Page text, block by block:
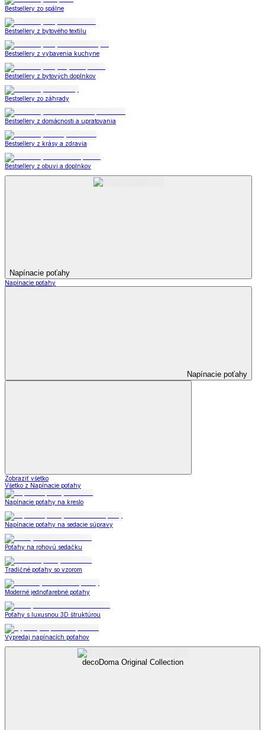
Bestsellery zo spálne
Bestsellery z bytového textilu
Bestsellery z vybavenia kuchyne
Bestsellery z bytových doplnkov
Bestsellery zo záhrady
Bestsellery z domácnosti a upratovania
Bestsellery z krásy a zdravia
Bestsellery z obuvi a doplnkov
Napínacie poťahy
Napínacie poťahy
Napínacie poťahy
Zobraziť všetko
Všetko z Napínacie poťahy
Napínacie poťahy na kreslo
Napínacie poťahy na sedacie súpravy
Poťahy na rohovú sedačku
Tradičné poťahy so vzorom
Moderné jednofarebné poťahy
Poťahy s luxusnou 3D štruktúrou
Výpredaj napínacích poťahov
decoDoma Original Collection